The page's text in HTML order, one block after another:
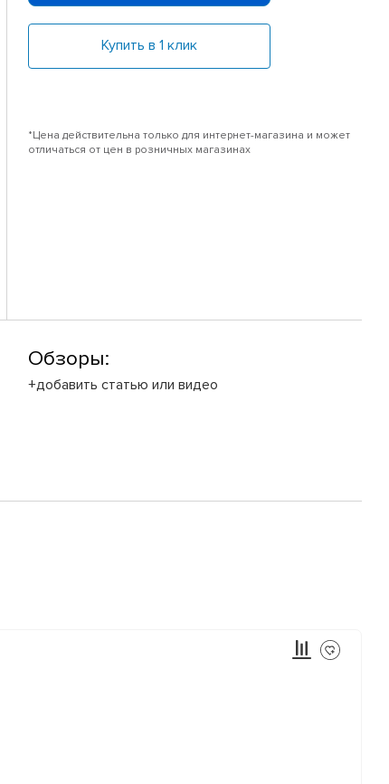
Купить в 1 клик
*Цена действительна только для интернет-магазина и может
отличаться от цен в розничных магазинах
Обзоры:
+добавить статью или видео